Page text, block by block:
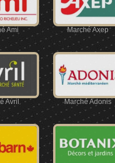
Ami Marché Axep
Avril Marché Adonis